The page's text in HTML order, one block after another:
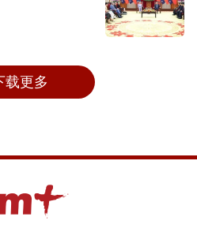
载更多